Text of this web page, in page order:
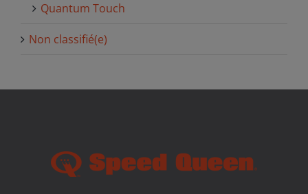
Quantum Touch
Non classifié(e)